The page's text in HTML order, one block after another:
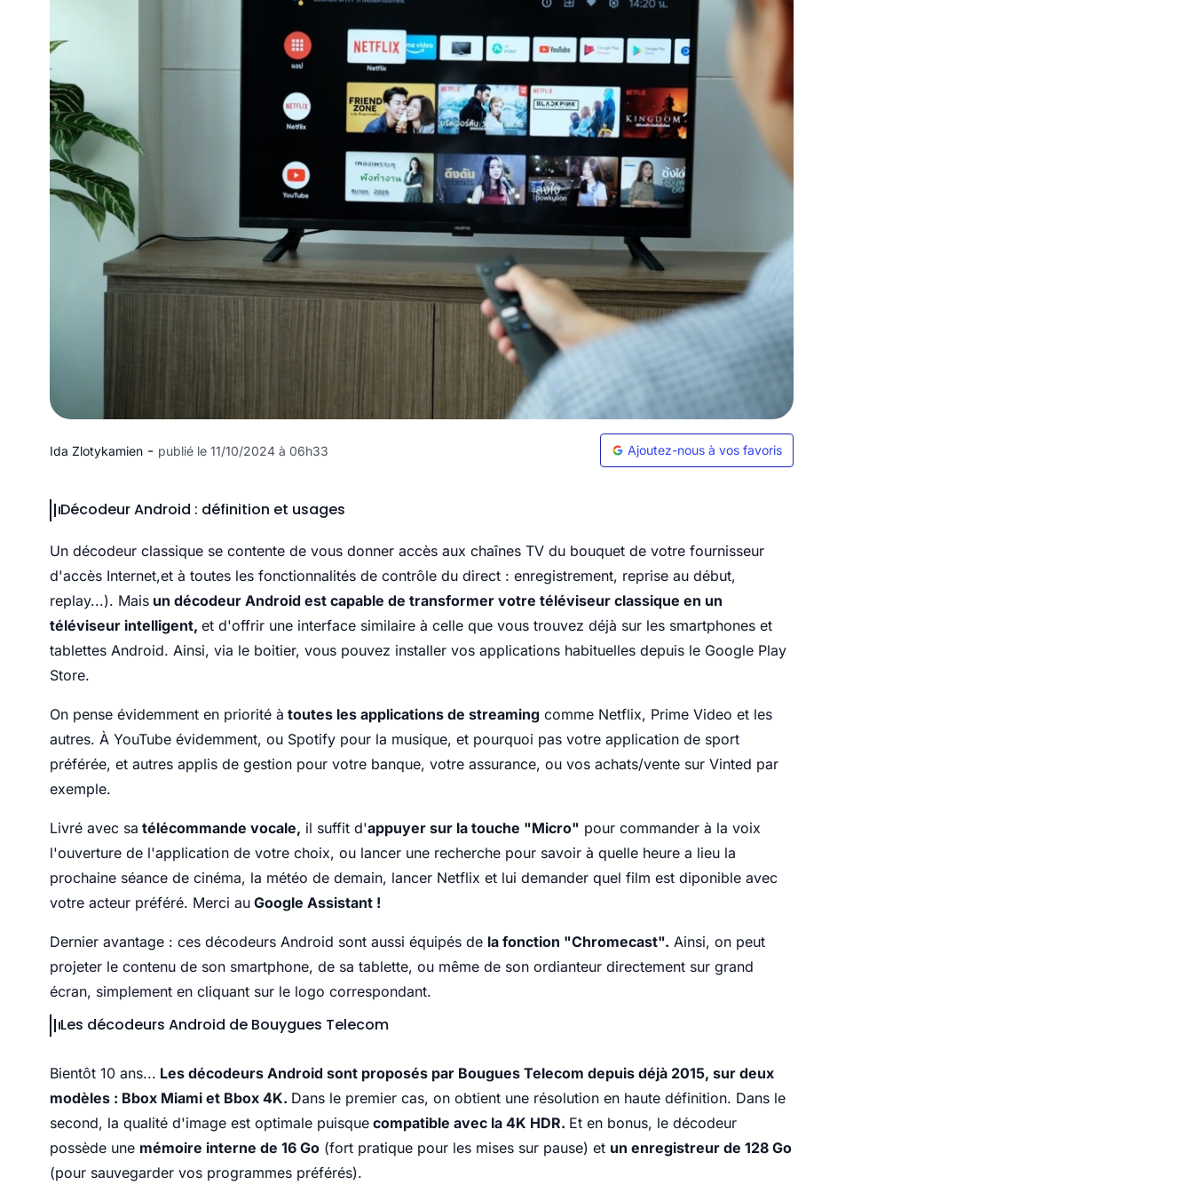
Ida Zlotykamien - publié le 11/10/2024 à 06h33 Ajoutez-nous à vos favoris
Décodeur Android : définition et usages
Un décodeur classique se contente de vous donner accès aux chaînes TV du bouquet de votre fournisseur
d'accès Internet,et à toutes les fonctionnalités de contrôle du direct : enregistrement, reprise au début,
replay...). Mais un décodeur Android est capable de transformer votre téléviseur classique en un
téléviseur intelligent, et d'offrir une interface similaire à celle que vous trouvez déjà sur les smartphones et
tablettes Android. Ainsi, via le boitier, vous pouvez installer vos applications habituelles depuis le Google Play
Store.
On pense évidemment en priorité à toutes les applications de streaming comme Netflix, Prime Video et les
autres. À YouTube évidemment, ou Spotify pour la musique, et pourquoi pas votre application de sport
préférée, et autres applis de gestion pour votre banque, votre assurance, ou vos achats/vente sur Vinted par
exemple.
Livré avec sa télécommande vocale, il suffit d'appuyer sur la touche "Micro" pour commander à la voix
l'ouverture de l'application de votre choix, ou lancer une recherche pour savoir à quelle heure a lieu la
prochaine séance de cinéma, la météo de demain, lancer Netflix et lui demander quel film est diponible avec
votre acteur préféré. Merci au Google Assistant !
Dernier avantage : ces décodeurs Android sont aussi équipés de la fonction "Chromecast". Ainsi, on peut
projeter le contenu de son smartphone, de sa tablette, ou même de son ordianteur directement sur grand
écran, simplement en cliquant sur le logo correspondant.
Les décodeurs Android de Bouygues Telecom
Bientôt 10 ans... Les décodeurs Android sont proposés par Bougues Telecom depuis déjà 2015, sur deux
modèles : Bbox Miami et Bbox 4K. Dans le premier cas, on obtient une résolution en haute définition. Dans le
second, la qualité d'image est optimale puisque compatible avec la 4K HDR. Et en bonus, le décodeur
possède une mémoire interne de 16 Go (fort pratique pour les mises sur pause) et un enregistreur de 128 Go
(pour sauvegarder vos programmes préférés).